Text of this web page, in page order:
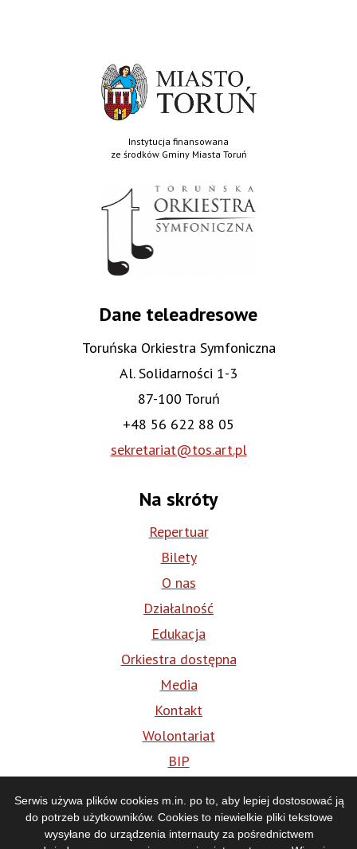
Serwis używa plików cookies m.in. po to, aby lepiej dostosować ją
do potrzeb użytkowników. Cookies to niewielkie pliki tekstowe
wysyłane do urządzenia internauty za pośrednictwem
Instytucja finansowana
ze środków Gminy Miasta Toruń
Dane teleadresowe
Toruńska Orkiestra Symfoniczna
Al. Solidarności 1-3
87-100 Toruń
+48 56 622 88 05
sekretariat@tos.art.pl
Na skróty
Repertuar
Bilety
O nas
Działalność
Edukacja
Orkiestra dostępna
Media
Kontakt
Wolontariat
BIP
Media